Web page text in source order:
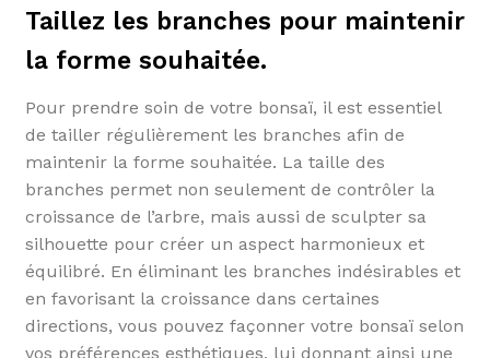
Taillez les branches pour maintenir
la forme souhaitée.
Pour prendre soin de votre bonsaï, il est essentiel
de tailler régulièrement les branches afin de
maintenir la forme souhaitée. La taille des
branches permet non seulement de contrôler la
croissance de l’arbre, mais aussi de sculpter sa
silhouette pour créer un aspect harmonieux et
équilibré. En éliminant les branches indésirables et
en favorisant la croissance dans certaines
directions, vous pouvez façonner votre bonsaï selon
vos préférences esthétiques, lui donnant ainsi une